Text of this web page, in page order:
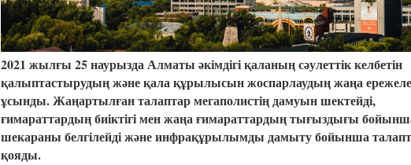
2021 жылғы 25 наурызда Алматы әкімдігі қаланың сәулеттік келбетін
қалыптастырудың және қала құрылысын жоспарлаудың жаңа
ұсынды. Жаңартылған талаптар мегаполистің дамуын шектейді,
ғимараттардың биіктігі мен жаңа ғимараттардың тығыздығы
шекараны белгілейді және инфрақұрылымды дамыту бойынша
қояды.